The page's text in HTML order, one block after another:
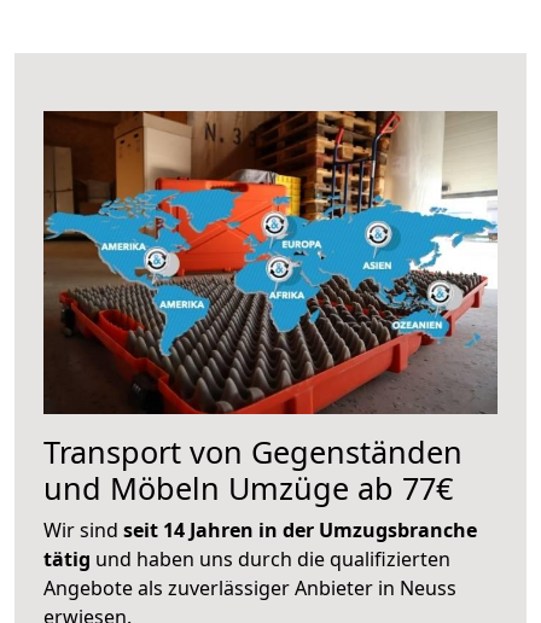
Transport von Gegenständen
und Möbeln Umzüge ab 77€
Wir sind seit 14 Jahren in der Umzugsbranche
tätig und haben uns durch die qualifizierten
Angebote als zuverlässiger Anbieter in Neuss
erwiesen.